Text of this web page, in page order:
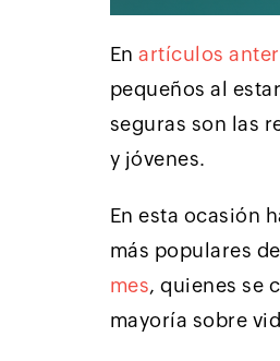
Enartículos
pequeños al
seguras son las
y jóvenes.
En esta ocasión
más populares
mes, quienes se
mayoría sobre